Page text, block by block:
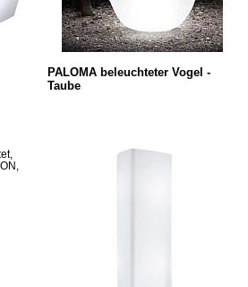
PALOMA beleuchteter Vogel -
Taube